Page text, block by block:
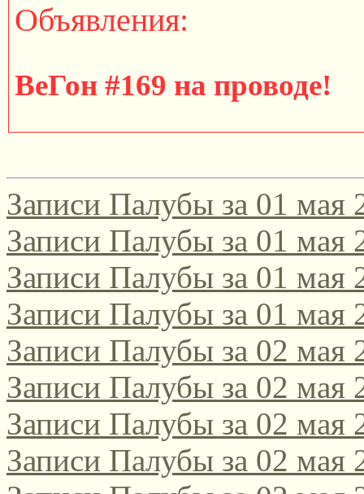
Объявления:
ВеГон #169 на проводе!
Участвуйте в
поэтическом интернет-
2021/2022!
Да, этот конкурс,
русскоязычных поэтов
поэтов-россиян,
Записи Палубы за 01 мая
Записи Палубы за 01 мая
Записи Палубы за 01 мая
Записи Палубы за 01 мая
Записи Палубы за 02 мая
Записи Палубы за 02 мая
Записи Палубы за 02 мая
Записи Палубы за 02 мая